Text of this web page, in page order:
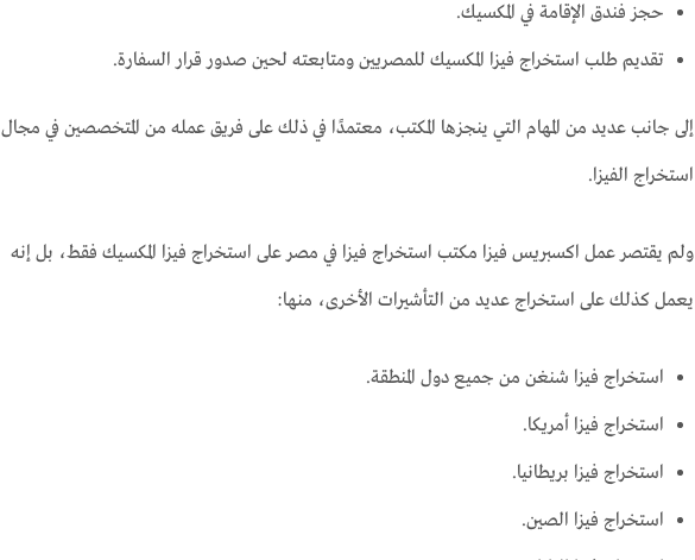
حجز فندق الإقامة في المكسيك.
تقديم طلب استخراج فيزا المكسيك للمصريين ومتابعته لحين صدور قرار السفارة.
إلى جانب عديد من المهام التي ينجزها المكتب، معتمدًا في ذلك على فريق عمله من المتخصصين في مجال
استخراج الفيزا.
ولم يقتصر عمل اكسبريس فيزا مكتب استخراج فيزا في مصر على استخراج فيزا المكسيك فقط، بل إنه
يعمل كذلك على استخراج عديد من التأشيرات الأخرى، منها:
استخراج فيزا شنغن من جميع دول المنطقة.
استخراج فيزا أمريكا.
استخراج فيزا بريطانيا.
استخراج فيزا الصين.